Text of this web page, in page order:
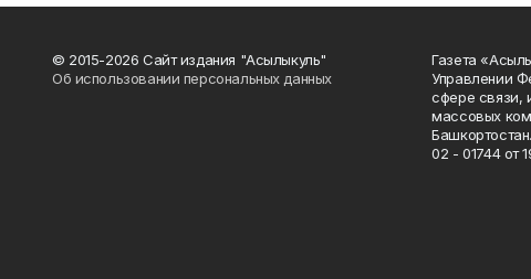
© 2015-2026 Сайт издания "Асылыкуль"
Об использовании персональных данных
Газета
Управлении
сфере связи,
массовых
02 - 01744 от